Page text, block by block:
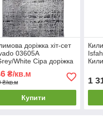
доріжка хіт-сет
03605A
White Сіра доріжка
килимова
₴/кв.м
₴/кв.м
Купити
1